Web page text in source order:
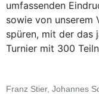
umfassenden
sowie von unserem
spüren, mit der das
Turnier mit 300
Franz Stier, Johannes